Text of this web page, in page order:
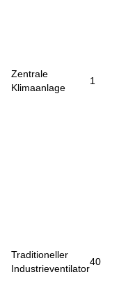
Zentrale
Klimaanlage
1
Traditioneller
Industrieventilator
40